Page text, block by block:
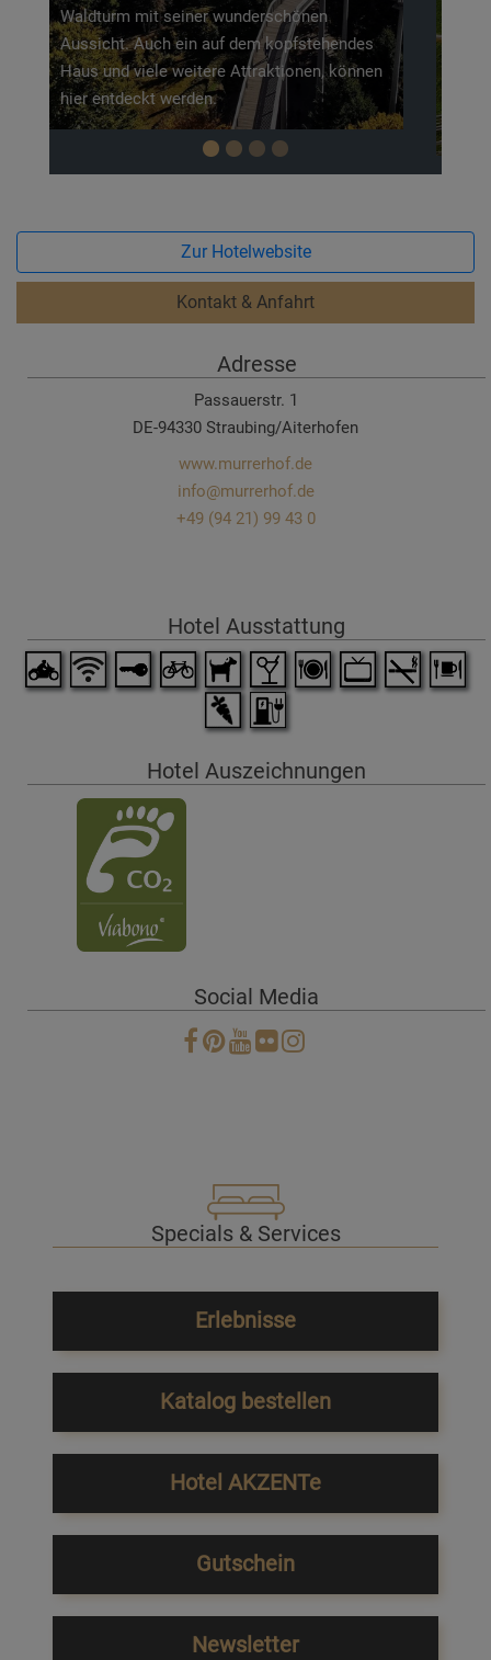
Feuchtfröhliche darf natürlich nicht fehlen
mit Wasserspielplatz und
Wasserreifenrutsche. Für die Stärkung
zwischendurch wird natürlich auch an
diversen Gastro-Punkten gesorgt.
Zur Hotelwebsite
Kontakt & Anfahrt
Adresse
Passauerstr. 1
DE-94330 Straubing/Aiterhofen
www.murrerhof.de
info@murrerhof.de
+49 (94 21) 99 43 0
Hotel Ausstattung
Hotel Auszeichnungen
Social Media
Specials & Services
Erlebnisse
Katalog bestellen
Hotel AKZENTe
Gutschein
Newsletter